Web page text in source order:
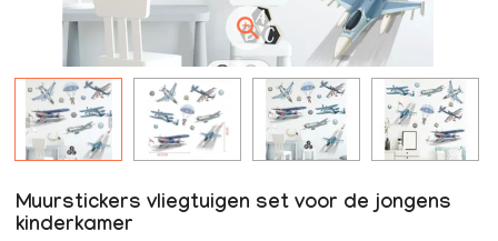
Muurstickers vliegtuigen set voor de jongens
kinderkamer